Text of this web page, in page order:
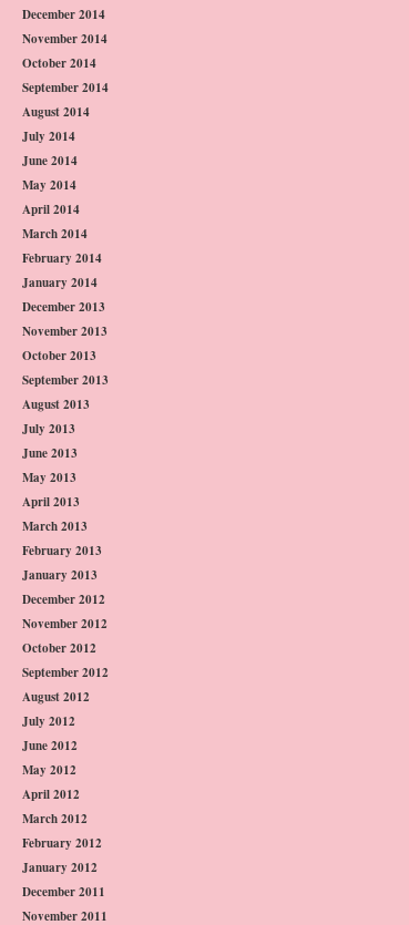
December 2014
November 2014
October 2014
September 2014
August 2014
July 2014
June 2014
May 2014
April 2014
March 2014
February 2014
January 2014
December 2013
November 2013
October 2013
September 2013
August 2013
July 2013
June 2013
May 2013
April 2013
March 2013
February 2013
January 2013
December 2012
November 2012
October 2012
September 2012
August 2012
July 2012
June 2012
May 2012
April 2012
March 2012
February 2012
January 2012
December 2011
November 2011